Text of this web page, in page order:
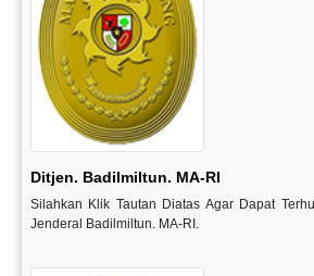
Ditjen. Badilmiltun. MA-RI
Silahkan Klik Tautan Diatas Agar Dapat
Jenderal Badilmiltun. MA-RI.